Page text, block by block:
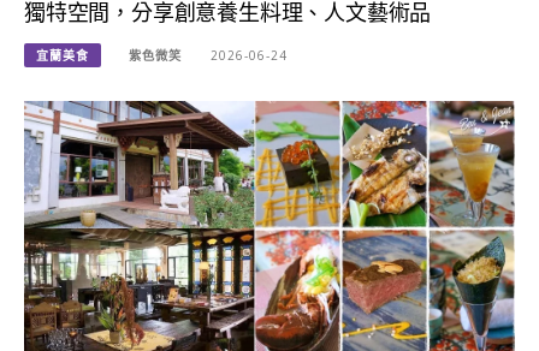
獨特空間，分享創意養生料理、人文藝術品
宜蘭美食 紫色微笑 2026-06-24